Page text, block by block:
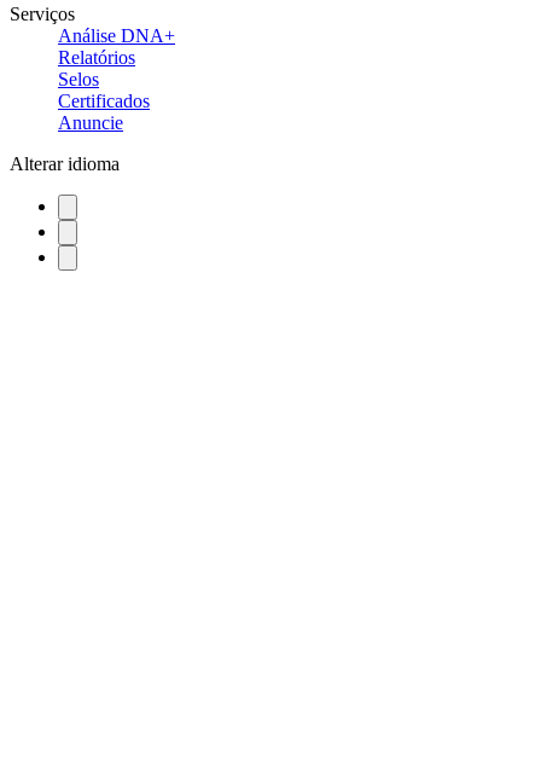
Serviços
Análise DNA+
Relatórios
Selos
Certificados
Anuncie
Alterar idioma